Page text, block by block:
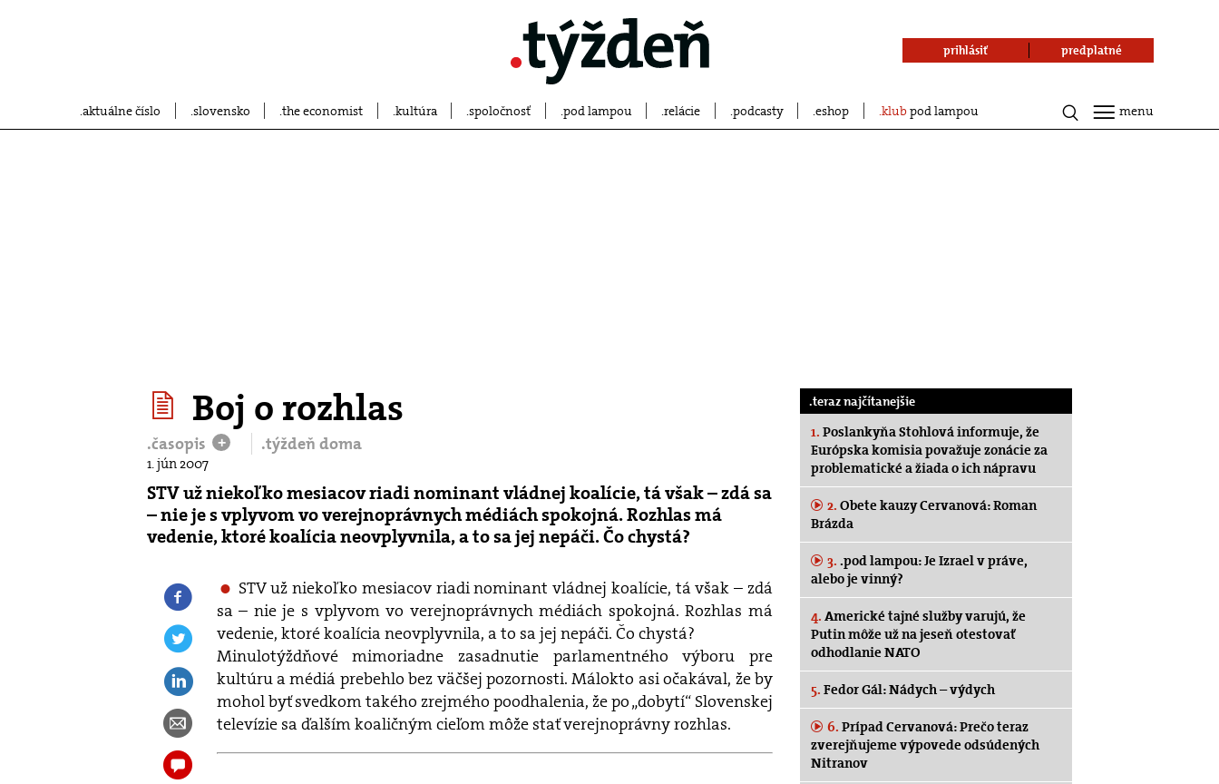
aktuálne číslo slovensko the economist kultúra spoločnosť pod lampou relácie podcasty eshop klubpod lampou
prihlásiť predplatné
menu
Boj o rozhlas
.časopis + .týždeň doma
1. jún 2007
STV už niekoľko mesiacov riadi nominant vládnej koalície, tá však – zdá sa
– nie je s vplyvom vo verejnoprávnych médiách spokojná. Rozhlas má
vedenie, ktoré koalícia neovplyvnila, a to sa jej nepáči. Čo chystá?
STV už niekoľko mesiacov riadi nominant vládnej koalície, tá však – zdá
sa – nie je s vplyvom vo verejnoprávnych médiách spokojná. Rozhlas má
vedenie, ktoré koalícia neovplyvnila, a to sa jej nepáči. Čo chystá?
Minulotýždňové mimoriadne zasadnutie parlamentného výboru pre
kultúru a médiá prebehlo bez väčšej pozornosti. Málokto asi očakával, že by
mohol byť svedkom takého zrejmého poodhalenia, že po „dobytí“ Slovenskej
televízie sa ďalším koaličným cieľom môže stať verejnoprávny rozhlas.
.teraz najčítanejšie
1. Poslankyňa Stohlová informuje, že
Európska komisia považuje zonácie za
problematické a žiada o ich nápravu
2. Obete kauzy Cervanová: Roman
Brázda
3. .pod lampou: Je Izrael v práve,
alebo je vinný?
4. Americké tajné služby varujú, že
Putin môže už na jeseň otestovať
odhodlanie NATO
5. Fedor Gál: Nádych – výdych
6. Prípad Cervanová: Prečo teraz
zverejňujeme výpovede odsúdených
Nitranov